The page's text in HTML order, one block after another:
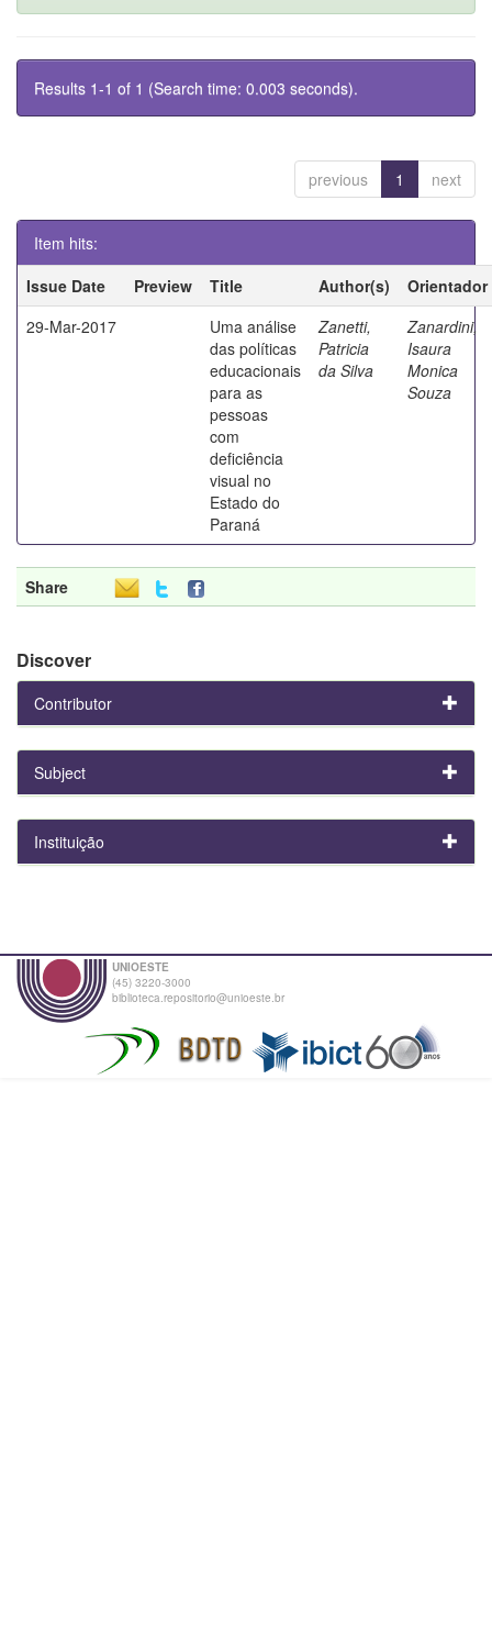
Results 1-1 of 1 (Search time: 0.003 seconds).
previous 1 next
Item hits:
Issue Date
Preview Title Author(s)
Orientador
29-Mar-2017
Uma análise
das políticas
educacionais
para as
pessoas
com
deficiência
visual no
Estado do
Paraná
Zanetti,
Patricia
da Silva
Zanardini,
Isaura
Monica
Souza
Share
Discover
Contributor
Subject
Instituição
UNIOESTE
(45) 3220-3000
biblioteca.repositorio@unioeste.br